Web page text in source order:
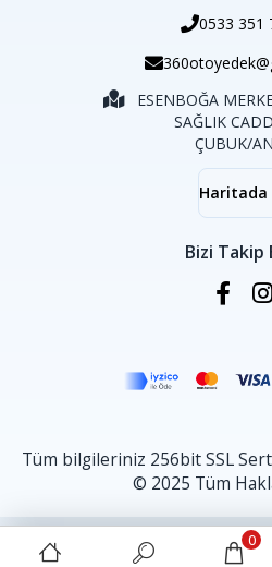
0533 351
ESENBOĞA
SAĞLIK
ÇUBUK/
Haritada
Bizi Takip
Tüm bilgileriniz 256bit SSL
© 2025 Tüm
0